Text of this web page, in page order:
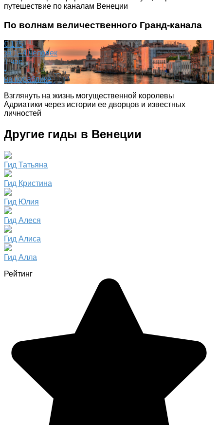
путешествие по каналам Венеции
По волнам величественного Гранд-канала
€ 175
за 1–4 человек
1 час
•
на кораблике
Взглянуть на жизнь могущественной королевы
Адриатики через истории ее дворцов и известных
личностей
Другие гиды в Венеции
Гид Татьяна
Гид Кристина
Гид Юлия
Гид Алеся
Гид Алиса
Гид Алла
Рейтинг